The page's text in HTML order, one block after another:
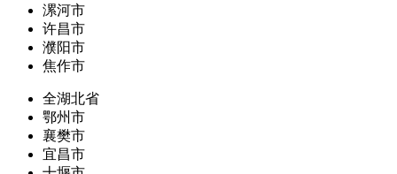
漯河市
许昌市
濮阳市
焦作市
全湖北省
鄂州市
襄樊市
宜昌市